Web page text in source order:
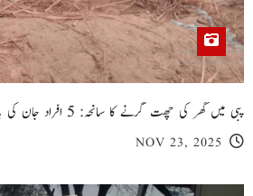
پبی میں گھر کی چھت گرنے کا سانحہ: 5 افراد جان کی بازی ہار گئے، 3 زخمی
NOV 23, 2025